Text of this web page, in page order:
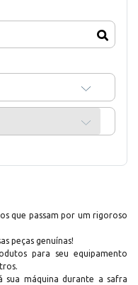
que passam por um rigoroso
peças genuínas!
para seu equipamento
sua máquina durante a safra